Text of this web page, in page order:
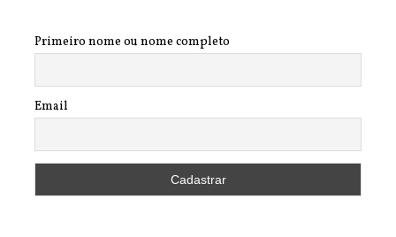
Primeiro nome ou nome completo
Email